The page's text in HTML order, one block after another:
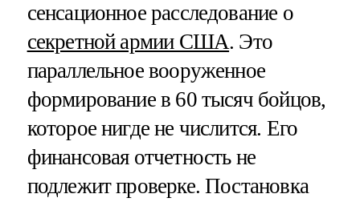
сенсационное расследование о
секретной армии США. Это
параллельное вооруженное
формирование в 60 тысяч бойцов,
которое нигде не числится. Его
финансовая отчетность не
подлежит проверке. Постановка